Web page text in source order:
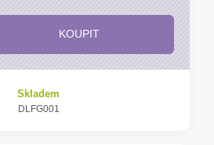
KOUPIT
Skladem
DLFG001